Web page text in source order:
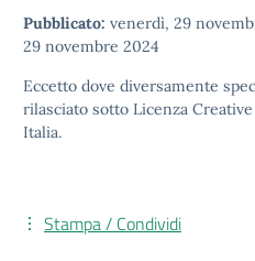
Pubblicato: venerdì, 29
29 novembre 2024
Eccetto dove diversamente
rilasciato sotto Licenza
Italia.
Stampa / Condividi